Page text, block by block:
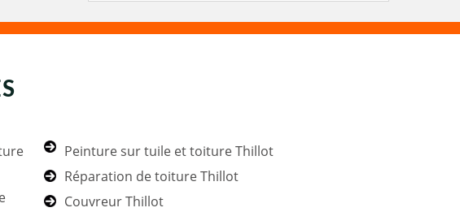
Peinture sur tuile et toiture Thillot
Réparation de toiture Thillot
Couvreur Thillot